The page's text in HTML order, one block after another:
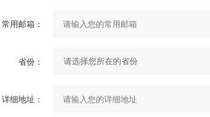
常用邮箱：
省份：
详细地址：